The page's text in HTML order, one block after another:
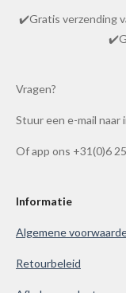
.
0
3
8
✔️Gratis verzending
Vragen?
Stuur een e-mail naar
Of app ons +31(0)6
Informatie
Algemene
Retourbeleid